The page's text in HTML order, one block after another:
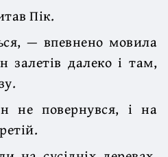
Пік.
— впевнено мовила
далеко і там,
не повернувся, і на